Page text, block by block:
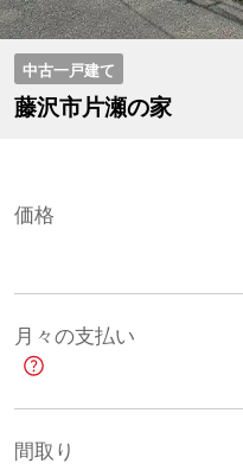
中古一戸建て
藤沢市片瀬の家
価格
月々の支払い
間取り